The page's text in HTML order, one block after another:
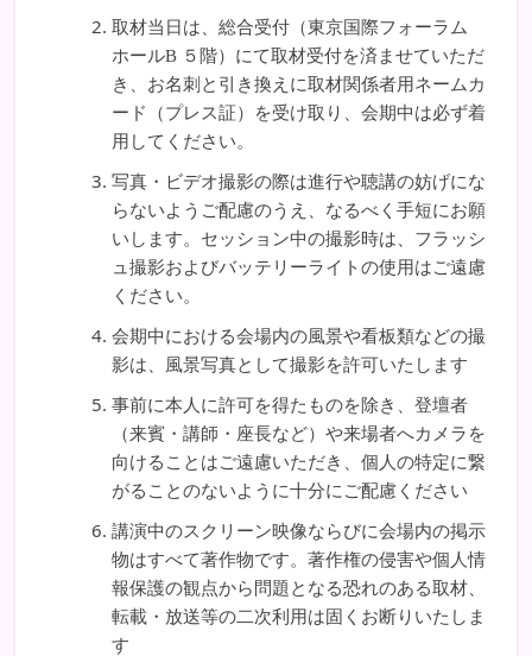
取材当日は、総合受付（東京国際フォーラム
ホールB ５階）にて取材受付を済ませていただ
き、お名刺と引き換えに取材関係者用ネームカ
ード（プレス証）を受け取り、会期中は必ず着
用してください。
写真・ビデオ撮影の際は進行や聴講の妨げにな
らないようご配慮のうえ、なるべく手短にお願
いします。セッション中の撮影時は、フラッシ
ュ撮影およびバッテリーライトの使用はご遠慮
ください。
会期中における会場内の風景や看板類などの撮
影は、風景写真として撮影を許可いたします
事前に本人に許可を得たものを除き、登壇者
（来賓・講師・座長など）や来場者へカメラを
向けることはご遠慮いただき、個人の特定に繋
がることのないように十分にご配慮ください
講演中のスクリーン映像ならびに会場内の掲示
物はすべて著作物です。著作権の侵害や個人情
報保護の観点から問題となる恐れのある取材、
転載・放送等の二次利用は固くお断りいたしま
す